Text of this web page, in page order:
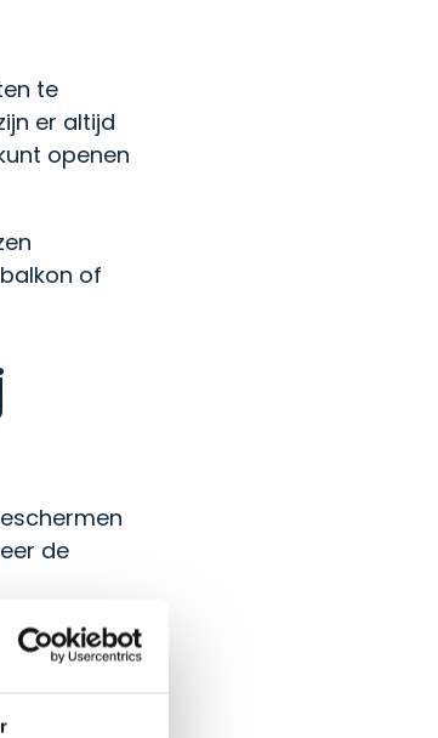
te
er altijd
openen
of
de
slagregen,
delen of